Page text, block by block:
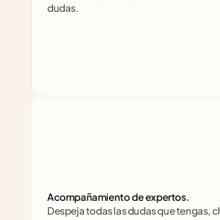
dudas.
Acompañamiento de expertos.
Despeja todas las dudas que tengas,